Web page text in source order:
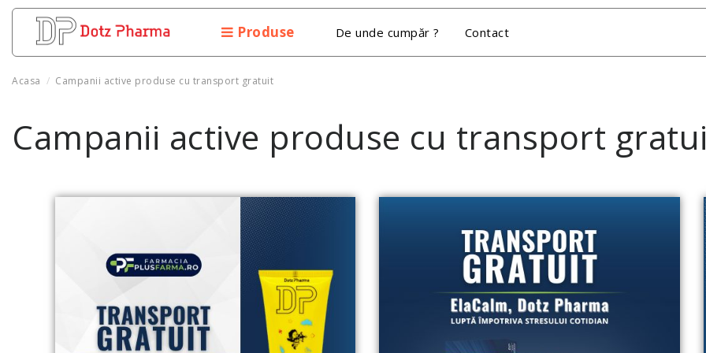
Produse De unde cumpăr ? Contact
Acasa Campanii active produse cu transport gratuit
Campanii active produse cu transport